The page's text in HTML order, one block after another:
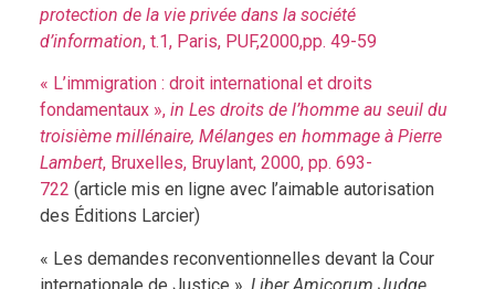
protection de la vie privée dans la société
d’information, t.1, Paris, PUF,2000,pp. 49-59
« L’immigration : droit international et droits
fondamentaux », in Les droits de l’homme au seuil du
troisième millénaire, Mélanges en hommage à Pierre
Lambert, Bruxelles, Bruylant, 2000, pp. 693-
722 (article mis en ligne avec l’aimable autorisation
des Éditions Larcier)
« Les demandes reconventionnelles devant la Cour
internationale de Justice », Liber Amicorum Judge